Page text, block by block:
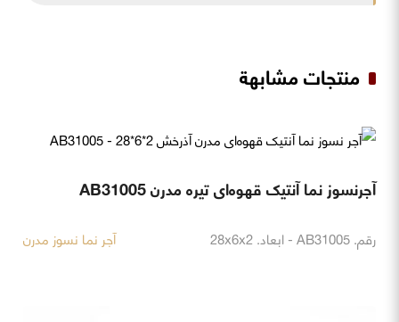
منتجات مشابهة
آجرنسوز نما آنتیک قهوه‌ای تیره مدرن AB31005
رقم. AB31005 - ابعاد. 28x6x2 آجر نما نسوز مدرن